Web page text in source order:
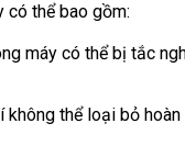
có thể bao gồm:
máy có thể bị tắc
không thể loại bỏ